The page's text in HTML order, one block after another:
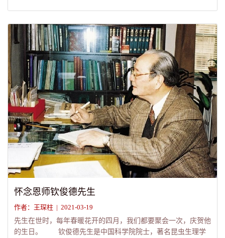
怀念恩师钦俊德先生
作者：王琛柱 | 2021-03-19
先生在世时，每年春暖花开的四月，我们都要聚会一次，庆贺他
的生日。 钦俊德先生是中国科学院院士，著名昆虫生理学